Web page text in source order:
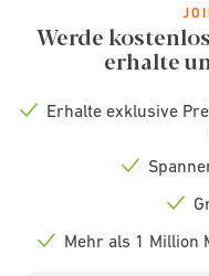
Werde
erhalte
Erhalte exklusive
Check
icon
Mehr als 1 Million